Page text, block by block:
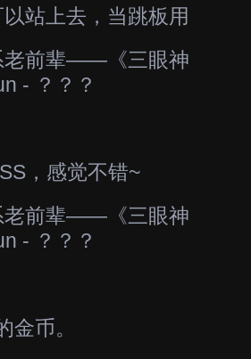
以站上去，当跳板用
，感觉不错~
金币。